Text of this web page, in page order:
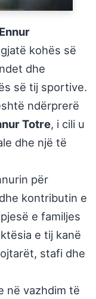
Ennur
kohës së
dhe
së tij sportive.
ndërprerë
Totre, i cili u
dhe një të
për
kontributin e
e familjes
e tij kanë
stafi dhe
në vazhdim të